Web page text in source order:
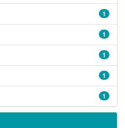
1
1
1
1
1